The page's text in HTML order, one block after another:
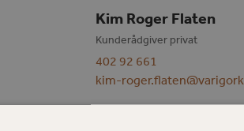
Kim Roger Flaten
Kunderådgiver privat
402 92 661
kim-